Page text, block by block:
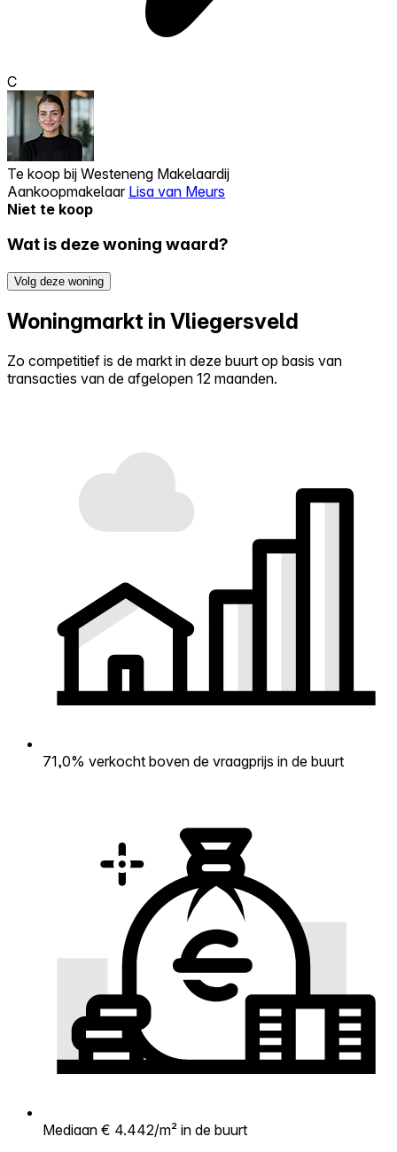
C
Te koop bij Westeneng Makelaardij
Aankoopmakelaar Lisa van Meurs
Niet te koop
Wat is deze woning waard?
Volg deze woning
Woningmarkt in Vliegersveld
Zo competitief is de markt in deze buurt op basis van
transacties van de afgelopen 12 maanden.
71,0% verkocht boven de vraagprijs in de buurt
Mediaan € 4.442/m² in de buurt